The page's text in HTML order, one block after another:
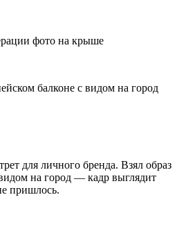
для личного бренда. Взял образ
на город — кадр выглядит
пришлось.